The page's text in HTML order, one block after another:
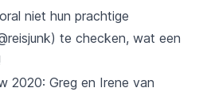
niet hun prachtige
) te checken, wat een